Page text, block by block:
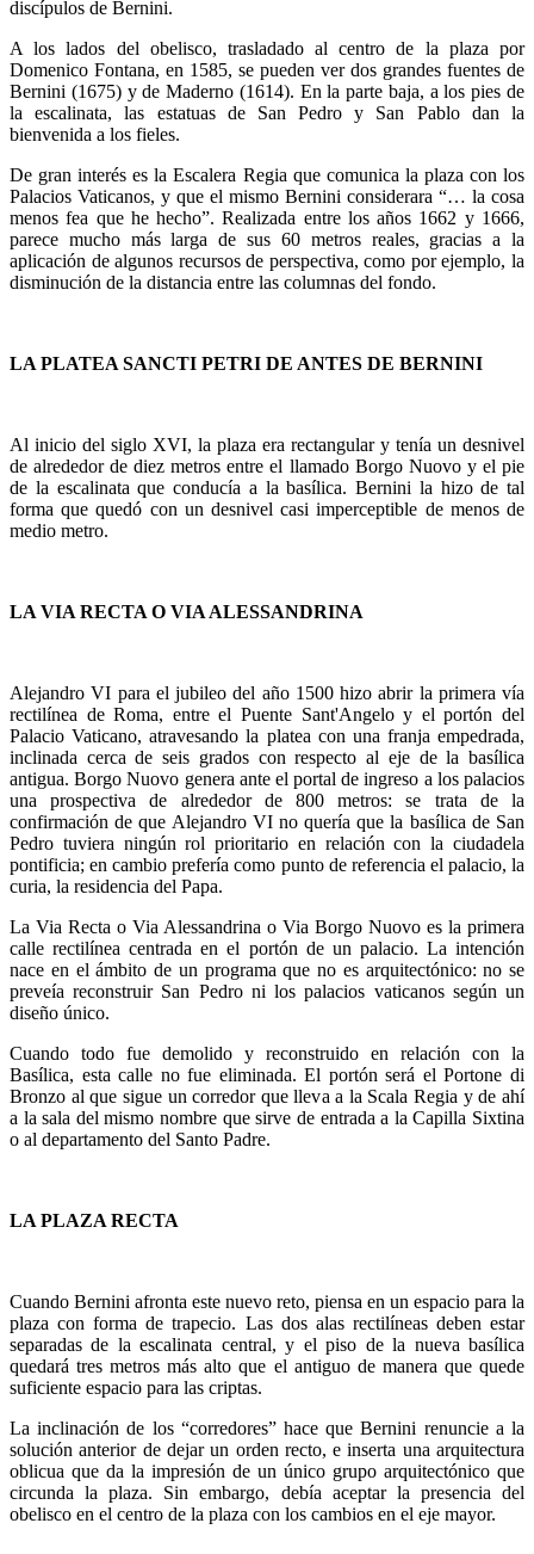
discípulos de Bernini.
A los lados del obelisco, trasladado al centro de la plaza por
Domenico Fontana, en 1585, se pueden ver dos grandes fuentes de
Bernini (1675) y de Maderno (1614). En la parte baja, a los pies de
la escalinata, las estatuas de San Pedro y San Pablo dan la
bienvenida a los fieles.
De gran interés es la Escalera Regia que comunica la plaza con los
Palacios Vaticanos, y que el mismo Bernini considerara “… la cosa
menos fea que he hecho”. Realizada entre los años 1662 y 1666,
parece mucho más larga de sus 60 metros reales, gracias a la
aplicación de algunos recursos de perspectiva, como por ejemplo, la
disminución de la distancia entre las columnas del fondo.
LA PLATEA SANCTI PETRI DE ANTES DE BERNINI
Al inicio del siglo XVI, la plaza era rectangular y tenía un desnivel
de alrededor de diez metros entre el llamado Borgo Nuovo y el pie
de la escalinata que conducía a la basílica. Bernini la hizo de tal
forma que quedó con un desnivel casi imperceptible de menos de
medio metro.
LA VIA RECTA O VIA ALESSANDRINA
Alejandro VI para el jubileo del año 1500 hizo abrir la primera vía
rectilínea de Roma, entre el Puente Sant'Angelo y el portón del
Palacio Vaticano, atravesando la platea con una franja empedrada,
inclinada cerca de seis grados con respecto al eje de la basílica
antigua. Borgo Nuovo genera ante el portal de ingreso a los palacios
una prospectiva de alrededor de 800 metros: se trata de la
confirmación de que Alejandro VI no quería que la basílica de San
Pedro tuviera ningún rol prioritario en relación con la ciudadela
pontificia; en cambio prefería como punto de referencia el palacio, la
curia, la residencia del Papa.
La Via Recta o Via Alessandrina o Via Borgo Nuovo es la primera
calle rectilínea centrada en el portón de un palacio. La intención
nace en el ámbito de un programa que no es arquitectónico: no se
preveía reconstruir San Pedro ni los palacios vaticanos según un
diseño único.
Cuando todo fue demolido y reconstruido en relación con la
Basílica, esta calle no fue eliminada. El portón será el Portone di
Bronzo al que sigue un corredor que lleva a la Scala Regia y de ahí
a la sala del mismo nombre que sirve de entrada a la Capilla Sixtina
o al departamento del Santo Padre.
LA PLAZA RECTA
Cuando Bernini afronta este nuevo reto, piensa en un espacio para la
plaza con forma de trapecio. Las dos alas rectilíneas deben estar
separadas de la escalinata central, y el piso de la nueva basílica
quedará tres metros más alto que el antiguo de manera que quede
suficiente espacio para las criptas.
La inclinación de los “corredores” hace que Bernini renuncie a la
solución anterior de dejar un orden recto, e inserta una arquitectura
oblicua que da la impresión de un único grupo arquitectónico que
circunda la plaza. Sin embargo, debía aceptar la presencia del
obelisco en el centro de la plaza con los cambios en el eje mayor.